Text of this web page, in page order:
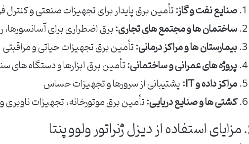
صنایع نفت و گاز:تأمین برق پایدار برای تجهیزات صنعتی و کنترل
ساختمان ها و مجتمع های تجاری:برق اضطراری برای
بیمارستان ها و مراکز درمانی:تأمین برق تجهیزات حیاتی و مراقبتی
پروژه های عمرانی و ساختمانی:تأمین برق ابزارها و دستگاه های
مراکز داده و IT:
پشتیبانی از سرورها و تجهیزات حساس
کشتی ها و صنایع دریایی:تأمین برق موتورخانه، تجهیزات
پنتا